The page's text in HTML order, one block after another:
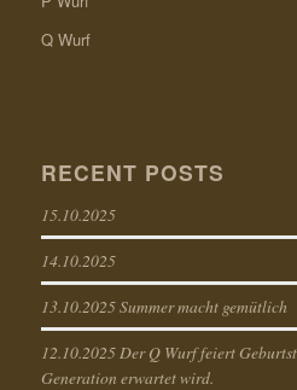
Q Wurf
RECENT POSTS
15.10.2025
14.10.2025
13.10.2025 Summer macht gemütlich
12.10.2025 Der Q Wurf feiert
Generation erwartet wird.